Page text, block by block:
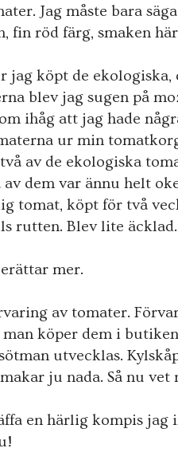
Jag måste bara
fin röd färg, smaken
jag köpt de
blev jag sugen på
ihåg att jag hade
ur min
av de ekologiska
av dem var ännu helt
tomat, köpt för två
rutten. Blev lite
mer.
av tomater.
man köper dem i
utvecklas.
ju nada. Så nu vet
en härlig kompis jag